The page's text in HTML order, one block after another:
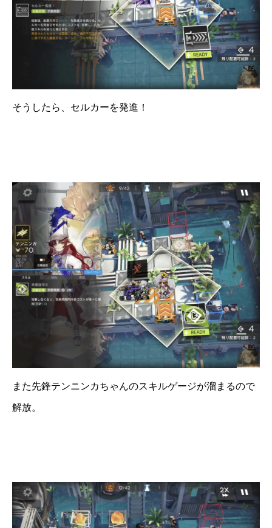
そうしたら、セルカーを発進！
また先鋒テンニンカちゃんのスキルゲージが溜まるので
解放。